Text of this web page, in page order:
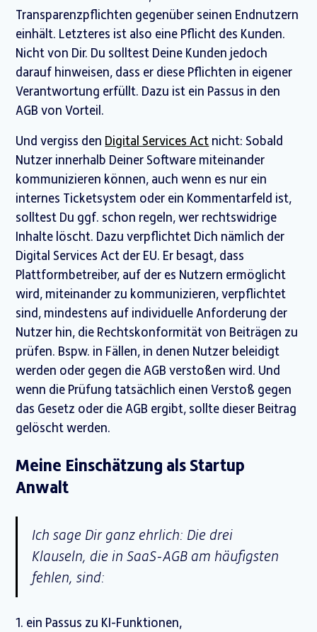
Transparenzpflichten gegenüber seinen Endnutzern
einhält. Letzteres ist also eine Pflicht des Kunden.
Nicht von Dir. Du solltest Deine Kunden jedoch
darauf hinweisen, dass er diese Pflichten in eigener
Verantwortung erfüllt. Dazu ist ein Passus in den
AGB von Vorteil.
Und vergiss den Digital Services Act nicht: Sobald
Nutzer innerhalb Deiner Software miteinander
kommunizieren können, auch wenn es nur ein
internes Ticketsystem oder ein Kommentarfeld ist,
solltest Du ggf. schon regeln, wer rechtswidrige
Inhalte löscht. Dazu verpflichtet Dich nämlich der
Digital Services Act der EU. Er besagt, dass
Plattformbetreiber, auf der es Nutzern ermöglicht
wird, miteinander zu kommunizieren, verpflichtet
sind, mindestens auf individuelle Anforderung der
Nutzer hin, die Rechtskonformität von Beiträgen zu
prüfen. Bspw. in Fällen, in denen Nutzer beleidigt
werden oder gegen die AGB verstoßen wird. Und
wenn die Prüfung tatsächlich einen Verstoß gegen
das Gesetz oder die AGB ergibt, sollte dieser Beitrag
gelöscht werden.
Meine Einschätzung als Startup
Anwalt
Ich sage Dir ganz ehrlich: Die drei
Klauseln, die in SaaS-AGB am häufigsten
fehlen, sind:
1. ein Passus zu KI-Funktionen,